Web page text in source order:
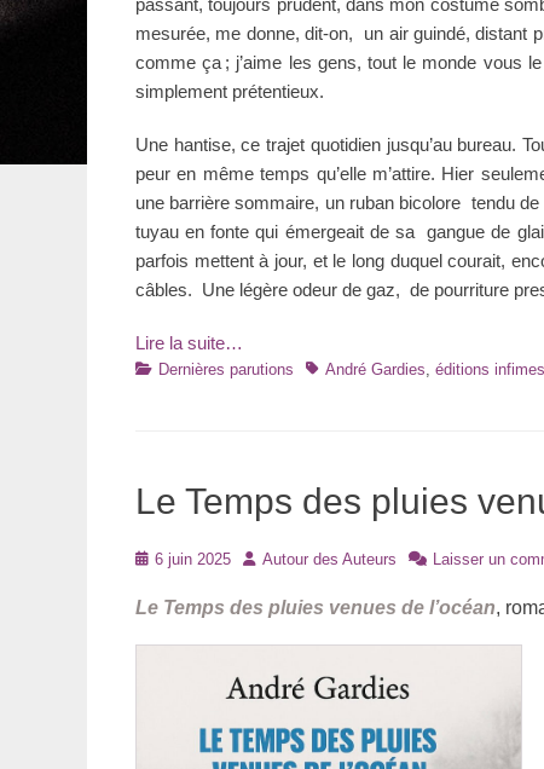
mesurée, me donne, dit-on, un air guindé, distant
comme ça ; j’aime les gens, tout le monde vous
simplement prétentieux.
Une hantise, ce trajet quotidien jusqu’au bureau.
peur en même temps qu’elle m’attire. Hier
une barrière sommaire, un ruban bicolore tendu
tuyau en fonte qui émergeait de sa gangue de
parfois mettent à jour, et le long duquel courait,
câbles. Une légère odeur de gaz, de pourriture
Lire la suite…
Catégories
Dernières parutions TagsAndré Gardies éditions infimes
Le Temps des pluies
Posté6 juin 2025 Auteur
Autour des Auteurs Laisser un
Le Temps des pluies venues de l’océan,